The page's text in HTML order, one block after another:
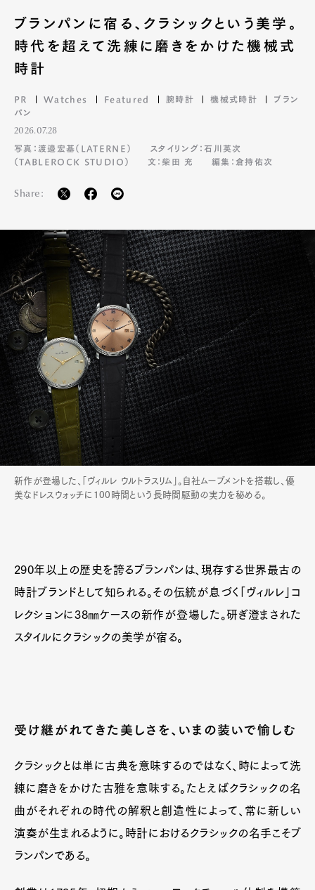
ブランパンに宿る、クラシックという美学。
時代を超えて洗練に磨きをかけた機械式
時計
PR Watches Featured 腕時計 機械式時計
ブラン
パン
2026.07.28
写真：渡邉宏基（LATERNE）
スタイリング：石川英次
（TABLEROCK STUDIO）
文：柴田 充 編集：倉持佑次
Share:
新作が登場した、「ヴィルレ ウルトラスリム」。自社ムーブメントを搭載し、優
美なドレスウォッチに100時間という長時間駆動の実力を秘める。
290年以上の歴史を誇るブランパンは、現存する世界最古の
時計ブランドとして知られる。その伝統が息づく「ヴィルレ」コ
レクションに38㎜ケースの新作が登場した。研ぎ澄まされた
スタイルにクラシックの美学が宿る。
受け継がれてきた美しさを、いまの装いで愉しむ
クラシックとは単に古典を意味するのではなく、時によって洗
練に磨きをかけた古雅を意味する。たとえばクラシックの名
曲がそれぞれの時代の解釈と創造性によって、常に新しい
演奏が生まれるように。時計におけるクラシックの名手こそブ
ランパンである。